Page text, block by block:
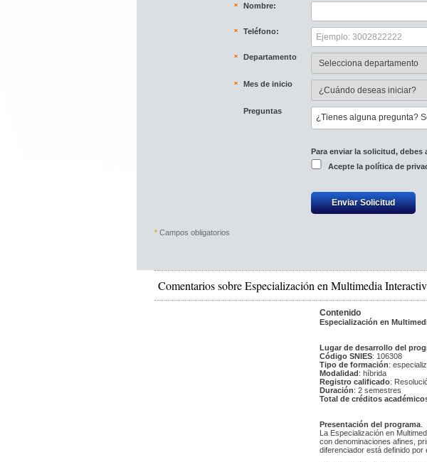
Nombre:
Teléfono:
Departamento
Mes de inicio
Preguntas
¿Tienes alguna pregunta?
Para enviar la solicitud, debes
Acepte la política de
Enviar Solicitud
* Campos obligatorios
Comentarios sobre Especialización en Multimedia
Contenido
Especialización en
Lugar de desarrollo del
Código SNIES: 106308
Tipo de formación:
Modalidad: híbrida
Registro calificado:
Duración: 2 semestres
Total de créditos
Presentación del programa
La Especialización en
con denominaciones afines,
diferenciador está definido por